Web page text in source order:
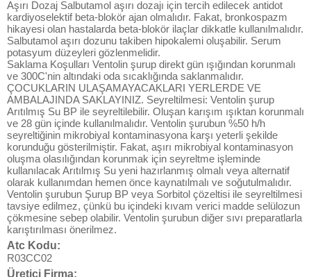
Aşırı Dozaj Salbutamol aşırı dozajı için tercih edilecek antidot
kardiyoselektif beta-blokör ajan olmalıdır. Fakat, bronkospazm
hikayesi olan hastalarda beta-blokör ilaçlar dikkatle kullanılmalıdır.
Salbutamol aşırı dozunu takiben hipokalemi oluşabilir. Serum
potasyum düzeyleri gözlenmelidir.
Saklama Koşulları Ventolin şurup direkt gün ışığından korunmalı
ve 300C'nin altındaki oda sıcaklığında saklanmalıdır.
ÇOCUKLARIN ULAŞAMAYACAKLARI YERLERDE VE
AMBALAJINDA SAKLAYINIZ. Seyreltilmesi: Ventolin şurup
Arıtılmış Su BP ile seyreltilebilir. Oluşan karışım ışıktan korunmalı
ve 28 gün içinde kullanılmalıdır. Ventolin şurubun %50 h/h
seyreltiğinin mikrobiyal kontaminasyona karşı yeterli şekilde
korunduğu gösterilmiştir. Fakat, aşırı mikrobiyal kontaminasyon
oluşma olasılığından korunmak için seyreltme işleminde
kullanılacak Arıtılmış Su yeni hazırlanmış olmalı veya alternatif
olarak kullanımdan hemen önce kaynatılmalı ve soğutulmalıdır.
Ventolin şurubun Şurup BP veya Sorbitol çözeltisi ile seyreltilmesi
tavsiye edilmez, çünkü bu içindeki kıvam verici madde selülozun
çökmesine sebep olabilir. Ventolin şurubun diğer sıvı preparatlarla
karıştırılması önerilmez.
Atc Kodu:
R03CC02
Üretici Firma: